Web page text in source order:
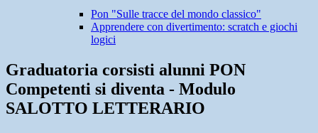
Pon "Sulle tracce del mondo classico"
Apprendere con divertimento: scratch e giochi
logici
Graduatoria corsisti alunni PON
Competenti si diventa - Modulo
SALOTTO LETTERARIO